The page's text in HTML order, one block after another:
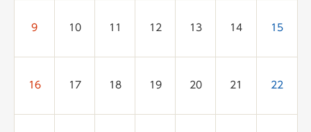
9 10 11 12 13 14 15
16 17 18 19 20 21 22